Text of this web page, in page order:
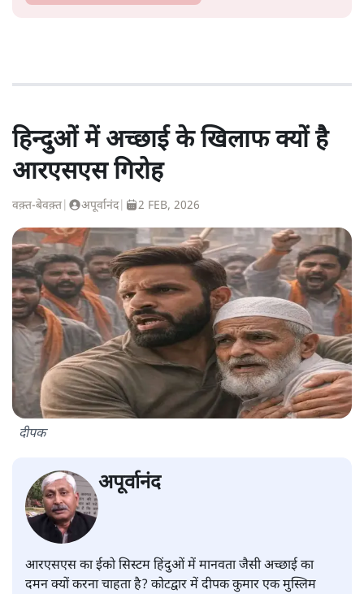
हिन्दुओं में अच्छाई के खिलाफ क्यों है
आरएसएस गिरोह
वक़्त-बेवक़्त अपूर्वानंद| 2 FEB, 2026
दीपक
अपूर्वानंद
आरएसएस का ईको सिस्टम हिंदुओं में मानवता जैसी अच्छाई का
दमन क्यों करना चाहता है? कोटद्वार में दीपक कुमार एक मुस्लिम